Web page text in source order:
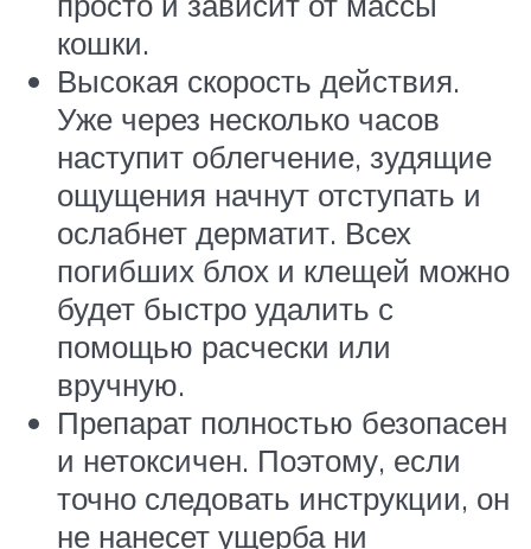
кошки.
Высокая скорость действия.
Уже через несколько часов
наступит облегчение, зудящие
ощущения начнут отступать и
ослабнет дерматит. Всех
погибших блох и клещей можно
будет быстро удалить с
помощью расчески или
вручную.
Препарат полностью безопасен
и нетоксичен. Поэтому, если
точно следовать инструкции, он
не нанесет ущерба ни